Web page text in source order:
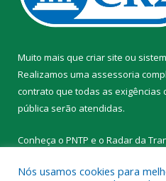
Muito mais que criar site ou
Realizamos uma assessoria
contrato que todas as exigências
pública serão atendidas.
Conheça o PNTP e o Radar da
Nós usamos cookies para